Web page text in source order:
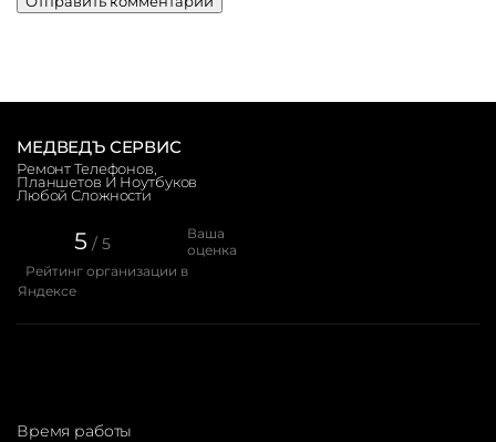
МЕДВЕДЪ СЕРВИС
Ремонт Телефонов,
Планшетов И Ноутбуков
Любой Сложности
5 / 5
Ваша
оценка
Рейтинг организации в
Яндексе
Время работы